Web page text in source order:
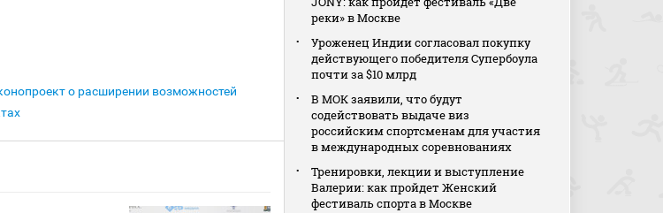
о расширении возможностей
реки» в Москве
Уроженец Индии согласовал покупку
действующего победителя Супербоула
почти за $10 млрд
В МОК заявили, что будут
содействовать выдаче виз
российским спортсменам для участия
в международных соревнованиях
Тренировки, лекции и выступление
Валерии: как пройдет Женский
фестиваль спорта в Москве